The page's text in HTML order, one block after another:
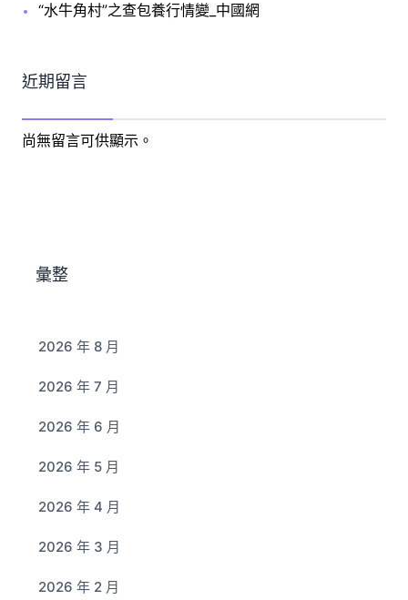
“水牛角村”之查包養行情變_中國網
近期留言
尚無留言可供顯示。
彙整
2026 年 8 月
2026 年 7 月
2026 年 6 月
2026 年 5 月
2026 年 4 月
2026 年 3 月
2026 年 2 月